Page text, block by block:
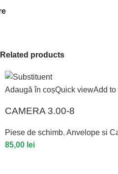
Related products
Adaugă în coșQuick viewAdd
CAMERA 3.00-8
Piese de schimb, Anvelope si
85,00 lei